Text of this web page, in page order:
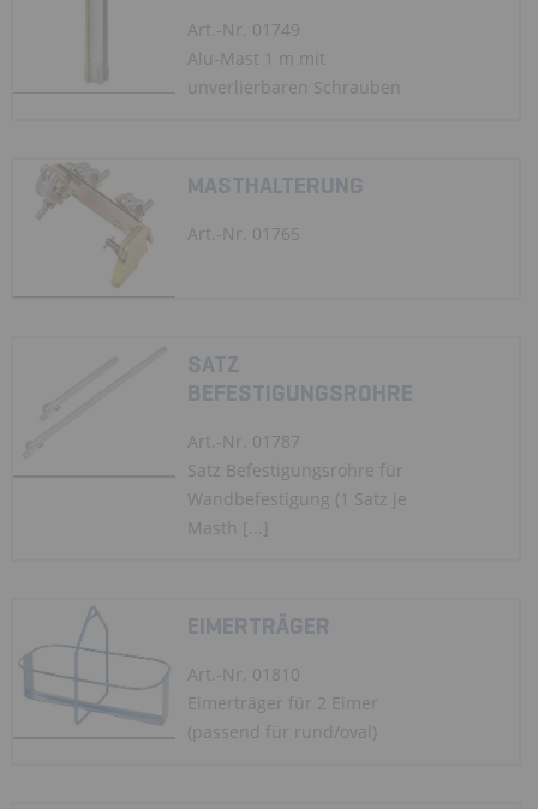
Art.-Nr. 01749
Alu-Mast 1 m mit
unverlierbaren Schrauben
MASTHALTERUNG
Art.-Nr. 01765
SATZ
BEFESTIGUNGSROHRE
Art.-Nr. 01787
Satz Befestigungsrohre für
Wandbefestigung (1 Satz je
Masth [...]
EIMERTRÄGER
Art.-Nr. 01810
Eimerträger für 2 Eimer
(passend für rund/oval)